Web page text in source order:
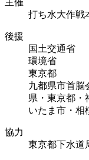
主催
打ち水大作戦
後援
国土交通省
環境省
東京都
九都県市首脳
県・東京都・
いたま市・相
協力
東京都下水道